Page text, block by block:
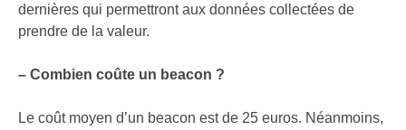
dernières qui permettront aux données collectées de
prendre de la valeur.
– Combien coûte un beacon ?
Le coût moyen d’un beacon est de 25 euros. Néanmoins,